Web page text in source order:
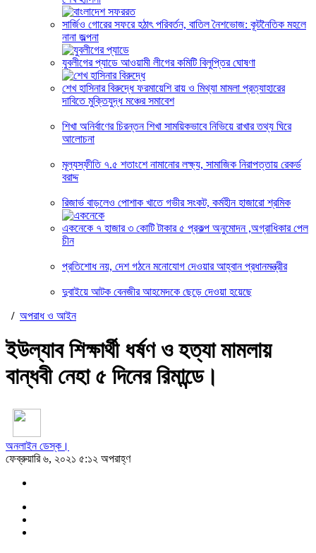
সার্জিও গোরের সফরে হঠাৎ পরিবর্তন, বাতিল নৈশভোজ: কূটনৈতিক মহলে
নানা জল্পনা
যুবলীগের প্যাডে আওয়ামী লীগের কমিটি বিলুপ্তির ঘোষণা
শেখ হাসিনার বিরুদ্ধে ফরমায়েশি রায় ও মিথ্যা মামলা প্রত্যাহারের
দাবিতে মুক্তিযুদ্ধ মঞ্চের সমাবেশ
শিখা অনির্বাণের চিরন্তন শিখা সাময়িকভাবে নিভিয়ে রাখার তথ্য ঘিরে
আলোচনা
মূল্যস্ফীতি ৭.৫ শতাংশে নামানোর লক্ষ্য, সামাজিক নিরাপত্তায় রেকর্ড
বরাদ্দ
রিজার্ভ বাড়লেও পোশাক খাতে গভীর সংকট, কর্মহীন হাজারো শ্রমিক
একনেকে ৭ হাজার ৩ কোটি টাকার ৫ প্রকল্প অনুমোদন ,অগ্রাধিকার পেল
চীন
প্রতিশোধ নয়, দেশ গঠনে মনোযোগ দেওয়ার আহ্বান প্রধানমন্ত্রীর
দুবাইয়ে আটক বেনজীর আহমেদকে ছেড়ে দেওয়া হয়েছে
/ অপরাধ ও আইন
ইউল্যাব শিক্ষার্থী ধর্ষণ ও হত্যা মামলায়
বান্ধবী নেহা ৫ দিনের রিমান্ডে।
অনলাইন ডেস্ক।
ফেব্রুয়ারি ৬, ২০২১ ৫:১২ অপরাহ্ণ